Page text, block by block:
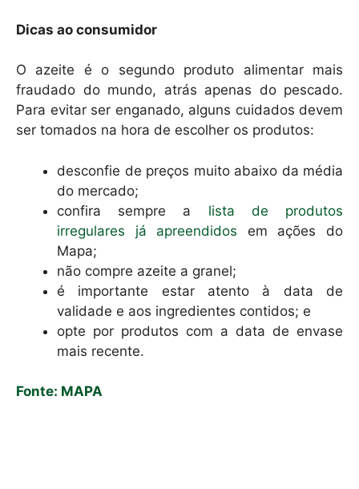
Dicas ao consumidor
O azeite é o segundo produto alimentar mais
fraudado do mundo, atrás apenas do pescado.
Para evitar ser enganado, alguns cuidados devem
ser tomados na hora de escolher os produtos:
desconfie de preços muito abaixo da média
do mercado;
confira sempre a lista de produtos
irregulares já apreendidos em ações do
Mapa;
não compre azeite a granel;
é importante estar atento à data de
validade e aos ingredientes contidos; e
opte por produtos com a data de envase
mais recente.
Fonte: MAPA